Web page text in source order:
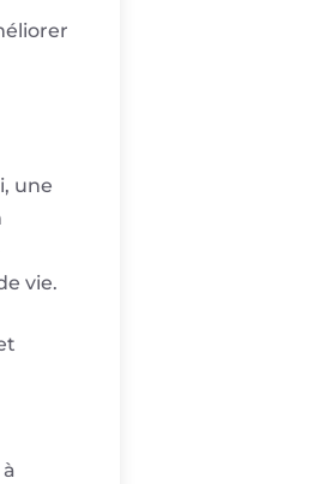
une
vie.